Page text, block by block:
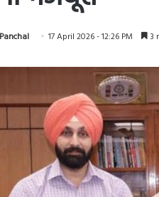
17 April 2026 - 12:26 PM 3